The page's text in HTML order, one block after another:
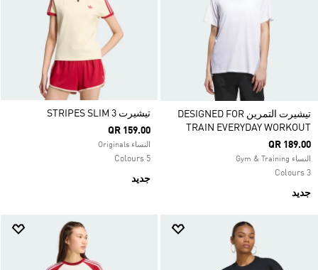
تيشيرت التمرين DESIGNED FOR
TRAIN EVERYDAY WORKOUT
QR 189.00
النساء Gym & Training
3 Colours
جديد
تيشيرت 3 STRIPES SLIM
QR 159.00
النساء Originals
5 Colours
جديد